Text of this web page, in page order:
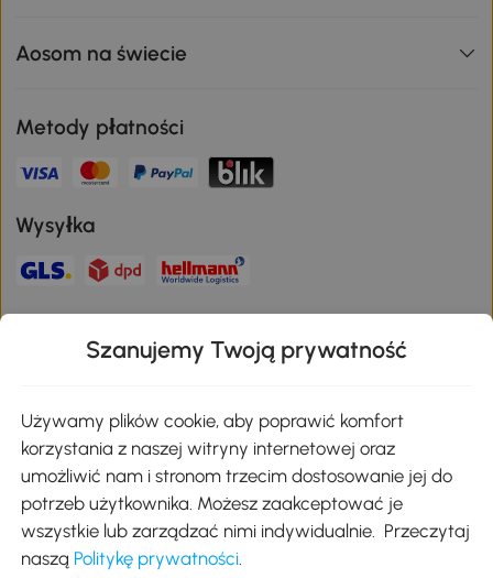
Aosom na świecie
Metody płatności
Wysyłka
Pobierz aplikację Aosom
Google Play
Szanujemy Twoją prywatność
Używamy plików cookie, aby poprawić komfort
korzystania z naszej witryny internetowej oraz
umożliwić nam i stronom trzecim dostosowanie jej do
potrzeb użytkownika. Możesz zaakceptować je
wszystkie lub zarządzać nimi indywidualnie. Przeczytaj
naszą Politykę prywatności.